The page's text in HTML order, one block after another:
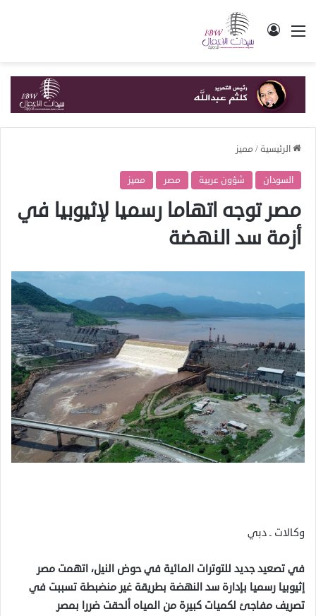
القائمة تسجيل الدخول
الرئيسية/ مميز
السودان شؤون عربية مصر مميز
مصر توجه اتهاما رسميا لإثيوبيا في
أزمة سد النهضة
وكالات ـ دبي
في تصعيد جديد للتوترات المائية في حوض النيل، اتهمت مصر
إثيوبيا رسميا بإدارة سد النهضة بطريقة غير منضبطة تسببت في
تصريف مفاجئ لكميات كبيرة من المياه ألحقت ضررا بمصر